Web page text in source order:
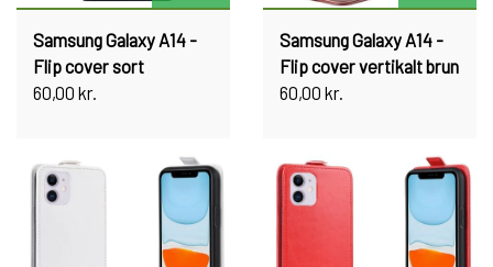
Samsung Galaxy A14 -
Flip cover sort
60,00 kr.
Samsung Galaxy A14 -
Flip cover vertikalt brun
60,00 kr.